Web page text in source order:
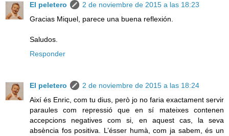
El peletero
2 de noviembre de 2015 a las 18:23
Gracias Miquel, parece una buena reflexión.
Saludos.
Responder
El peletero
2 de noviembre de 2015 a las 18:24
Així és Enric, com tu dius, però jo no faria exactament servir
paraules com repressió que en sí mateixes contenen
accepcions negatives com si, en aquest cas, la seva
absència fos positiva. L’ésser humà, com ja sabem, és un